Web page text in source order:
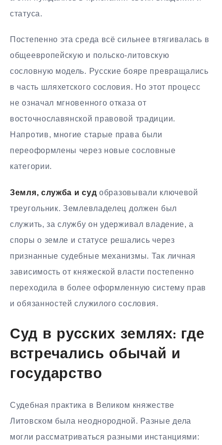
статуса.
Постепенно эта среда всё сильнее втягивалась в
общеевропейскую и польско-литовскую
сословную модель. Русские бояре превращались
в часть шляхетского сословия. Но этот процесс
не означал мгновенного отказа от
восточнославянской правовой традиции.
Напротив, многие старые права были
переоформлены через новые сословные
категории.
Земля, служба и суд образовывали ключевой
треугольник. Землевладелец должен был
служить, за службу он удерживал владение, а
споры о земле и статусе решались через
признанные судебные механизмы. Так личная
зависимость от княжеской власти постепенно
переходила в более оформленную систему прав
и обязанностей служилого сословия.
Суд в русских землях: где
встречались обычай и
государство
Судебная практика в Великом княжестве
Литовском была неоднородной. Разные дела
могли рассматриваться разными инстанциями: